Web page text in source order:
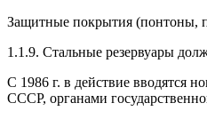
Защитные покрытия (понтоны,
1.1.9. Стальные резервуары
С 1986 г. в действие вводятся
СССР, органами